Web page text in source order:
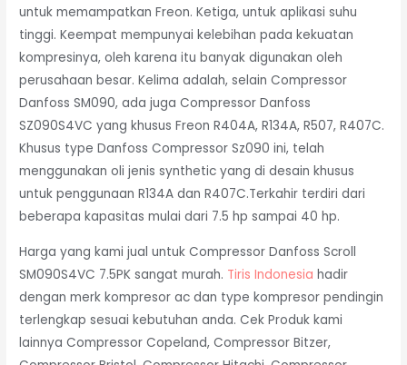
untuk memampatkan Freon. Ketiga, untuk aplikasi suhu
tinggi. Keempat mempunyai kelebihan pada kekuatan
kompresinya, oleh karena itu banyak digunakan oleh
perusahaan besar. Kelima adalah, selain Compressor
Danfoss SM090, ada juga Compressor Danfoss
SZ090S4VC yang khusus Freon R404A, R134A, R507, R407C.
Khusus type Danfoss Compressor Sz090 ini, telah
menggunakan oli jenis synthetic yang di desain khusus
untuk penggunaan R134A dan R407C.Terkahir terdiri dari
beberapa kapasitas mulai dari 7.5 hp sampai 40 hp.
Harga yang kami jual untuk Compressor Danfoss Scroll
SM090S4VC 7.5PK sangat murah. Tiris Indonesia hadir
dengan merk kompresor ac dan type kompresor pendingin
terlengkap sesuai kebutuhan anda. Cek Produk kami
lainnya Compressor Copeland, Compressor Bitzer,